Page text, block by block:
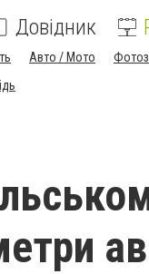
Довідник
Авто / Мото